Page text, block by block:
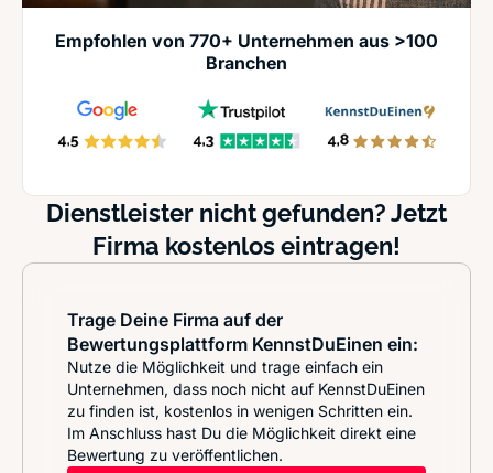
Empfohlen von 770+ Unternehmen aus >100
Branchen
Dienstleister nicht gefunden? Jetzt
Firma kostenlos eintragen!
Trage Deine Firma auf der
Bewertungsplattform KennstDuEinen ein:
Nutze die Möglichkeit und trage einfach ein
Unternehmen, dass noch nicht auf KennstDuEinen
zu finden ist, kostenlos in wenigen Schritten ein.
Im Anschluss hast Du die Möglichkeit direkt eine
Bewertung zu veröffentlichen.